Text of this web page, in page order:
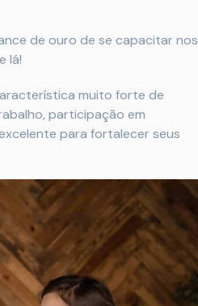
de ouro de se capacitar nos
lá!
muito forte de
participação em
para fortalecer seus